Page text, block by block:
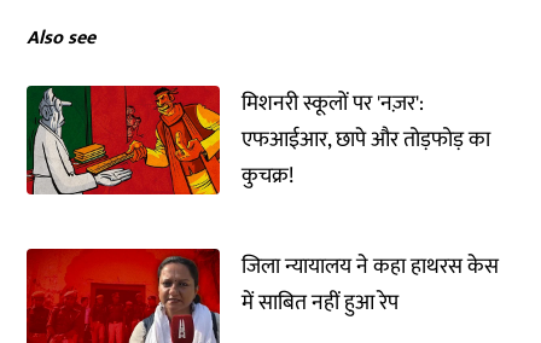
Also see
मिशनरी स्कूलों पर 'नज़र':
एफआईआर, छापे और तोड़फोड़ का
कुचक्र!
जिला न्यायालय ने कहा हाथरस केस
में साबित नहीं हुआ रेप